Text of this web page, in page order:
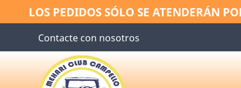
LOS PEDIDOS SÓLO SE ATENDERÁN
Contacte con nosotros